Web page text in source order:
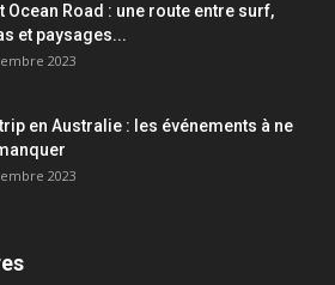
Ocean Road : une route entre surf,
et paysages...
2023
en Australie : les événements à ne
2023